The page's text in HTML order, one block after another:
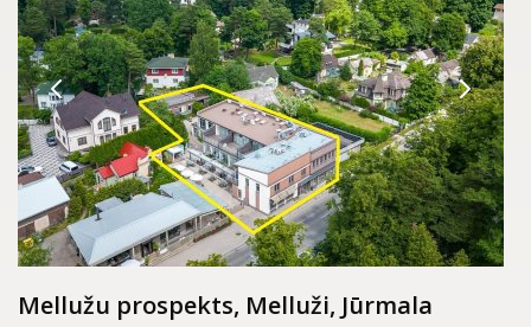
Mellužu prospekts, Melluži, Jūrmala